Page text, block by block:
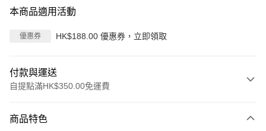
本商品適用活動
優惠券 HK$188.00 優惠券，立即領取
付款與運送
自提點滿HK$350.00免運費
信用卡
商品特色